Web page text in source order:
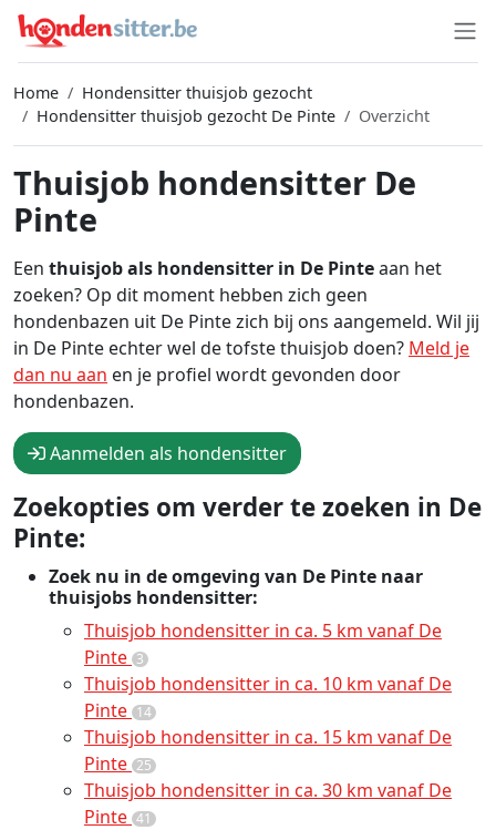
Home
Hondensitter thuisjob gezocht
Hondensitter thuisjob gezocht De Pinte
Overzicht
Thuisjob hondensitter De
Pinte
Een thuisjob als hondensitter in De Pinteaan het
zoeken? Op dit moment hebben zich geen
hondenbazen uit De Pinte zich bij ons aangemeld. Wil jij
in De Pinte echter wel de tofste thuisjob doen? Meld je
dan nu aan en je profiel wordt gevonden door
hondenbazen.
Aanmelden als hondensitter
Zoekopties om verder te zoeken in De
Pinte:
Zoek nu in de omgeving van De Pinte naar
thuisjobs hondensitter:
Thuisjob hondensitter in ca. 5 km vanaf De
Pinte 3
Thuisjob hondensitter in ca. 10 km vanaf De
Pinte 14
Thuisjob hondensitter in ca. 15 km vanaf De
Pinte 25
Thuisjob hondensitter in ca. 30 km vanaf De
Pinte 41